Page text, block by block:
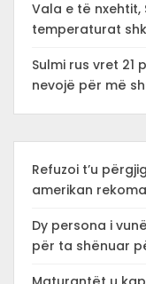
Vala e të nxehtit,
temperaturat
Sulmi rus vret 21
nevojë për më
Refuzoi t’u
amerikan
Dy persona i
për ta shënuar